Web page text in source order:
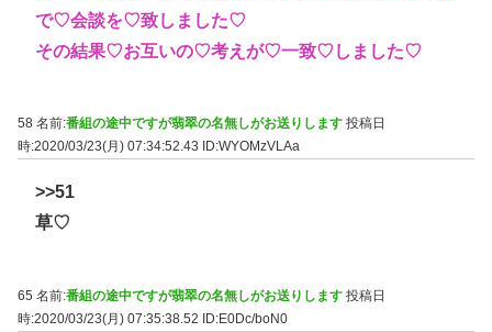
で♡会談を♡致しました♡
その結果♡お互いの♡考えが♡一致♡しました♡
58 名前:番組の途中ですが翡翠の名無しがお送りします 投稿日
時:2020/03/23(月) 07:34:52.43
ID:WYOMzVLAa
>>51
草♡
65 名前:番組の途中ですが翡翠の名無しがお送りします 投稿日
時:2020/03/23(月) 07:35:38.52 ID:E0Dc/boN0